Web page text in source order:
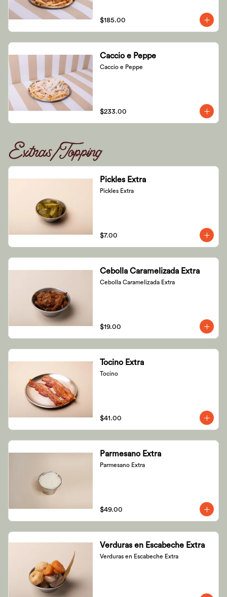
$185.00
Caccio e Peppe
Caccio e Peppe
$233.00
Extras/Topping
Pickles Extra
Pickles Extra
$7.00
Cebolla Caramelizada Extra
Cebolla Caramelizada Extra
$19.00
Tocino Extra
Tocino
$41.00
Parmesano Extra
Parmesano Extra
$49.00
Verduras en Escabeche Extra
Verduras en Escabeche Extra